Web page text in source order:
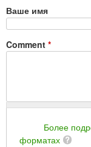
Ваше имя
Comment *
Более
форматах